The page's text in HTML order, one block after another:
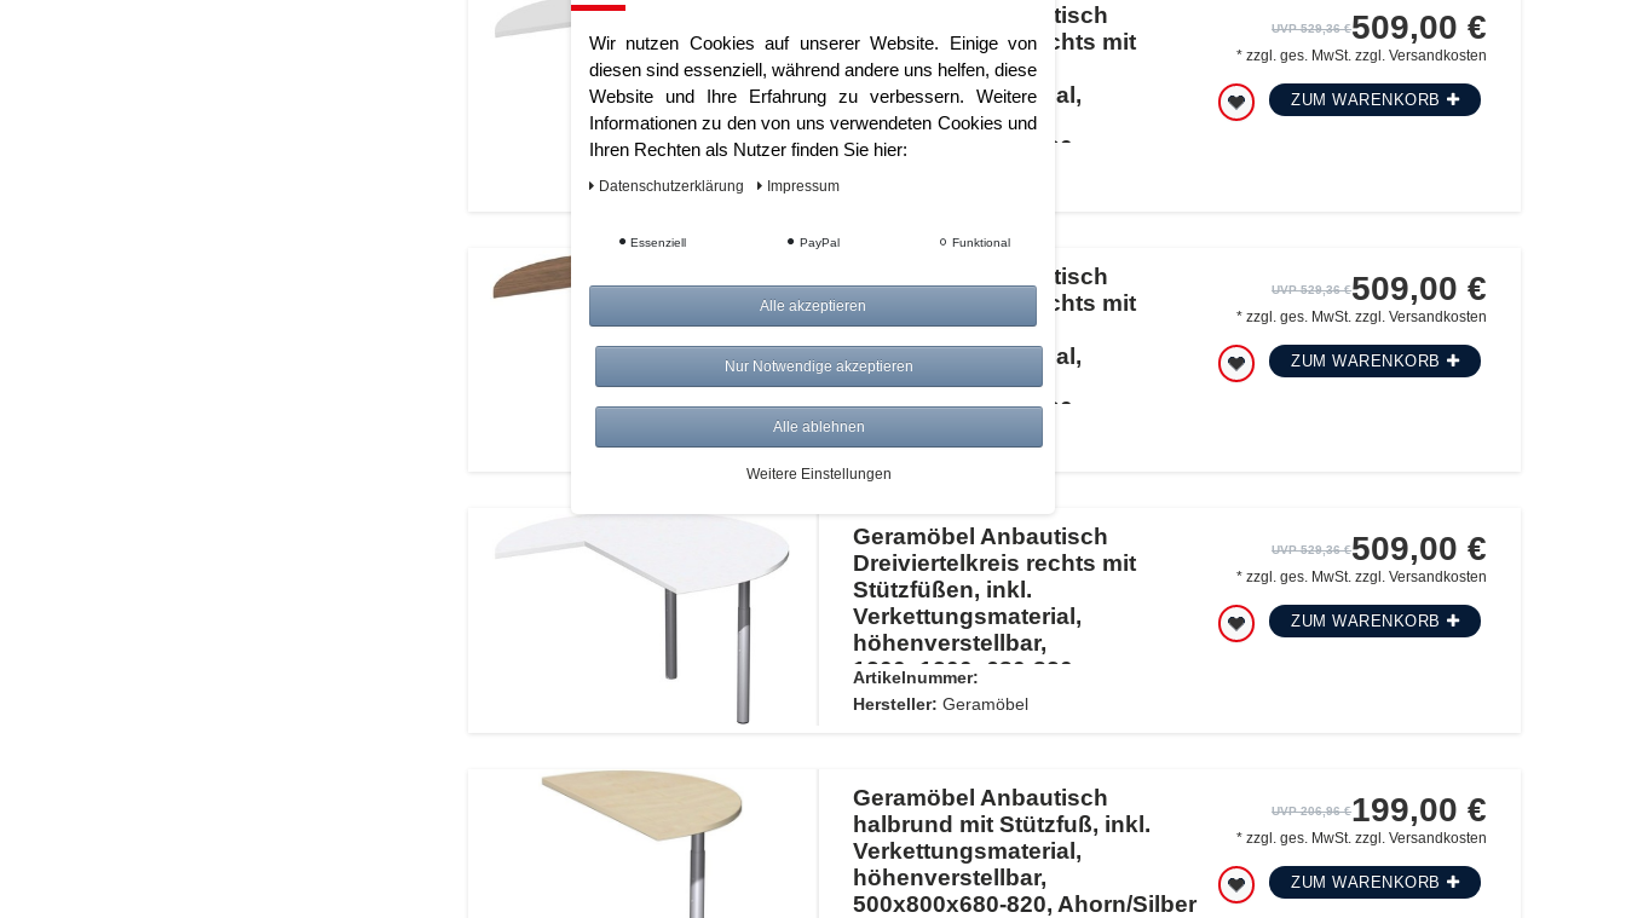
Geramöbel Anbautisch
Dreiviertelkreis rechts mit
Stützfüßen, inkl.
Verkettungsmaterial,
höhenverstellbar,
1200x1200x680-820,
Artikelnummer:
UVP 529,36 €509,00 €
*zzgl. ges. MwSt. zzgl.Versandkosten
ZUM WARENKORB
Geramöbel Anbautisch
Dreiviertelkreis rechts mit
Stützfüßen, inkl.
Verkettungsmaterial,
höhenverstellbar,
1200x1200x680-820,
Nussbaum/Silber
Hersteller: Geramöbel
UVP 529,36 €509,00 €
*zzgl. ges. MwSt. zzgl.Versandkosten
ZUM WARENKORB
Geramöbel Anbautisch
Dreiviertelkreis rechts mit
Stützfüßen, inkl.
Verkettungsmaterial,
höhenverstellbar,
1200x1200x680-820,
Weiß/Silber
Artikelnummer:
Hersteller: Geramöbel
UVP 529,36 €509,00 €
*zzgl. ges. MwSt. zzgl.Versandkosten
ZUM WARENKORB
Geramöbel Anbautisch
halbrund mit Stützfuß, inkl.
Verkettungsmaterial,
höhenverstellbar,
500x800x680-820, Ahorn/Silber
UVP 206,96 €199,00 €
*zzgl. ges. MwSt. zzgl.Versandkosten
ZUM WARENKORB
Wir nutzen Cookies auf unserer Website. Einige von
diesen sind essenziell, während andere uns helfen, diese
Website und Ihre Erfahrung zu verbessern. Weitere
Informationen zu den von uns verwendeten Cookies und
Ihren Rechten als Nutzer finden Sie hier:
Daten­schutz­erklärung Impressum
Essenziell PayPal Funktional
Alle akzeptieren
Nur Notwendige akzeptieren
Alle ablehnen
Weitere Einstellungen